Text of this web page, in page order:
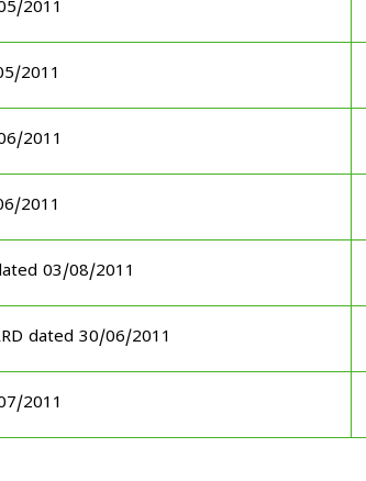
2011
2011
2011
2011
03/08/2011
dated 30/06/2011
2011